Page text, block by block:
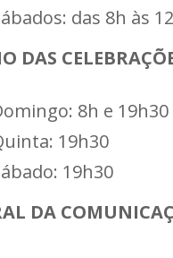
das 8h às
DAS
8h e 19h30
19h30
19h30
DA